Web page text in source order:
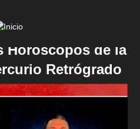
Horóscopos de la
Retrógrado